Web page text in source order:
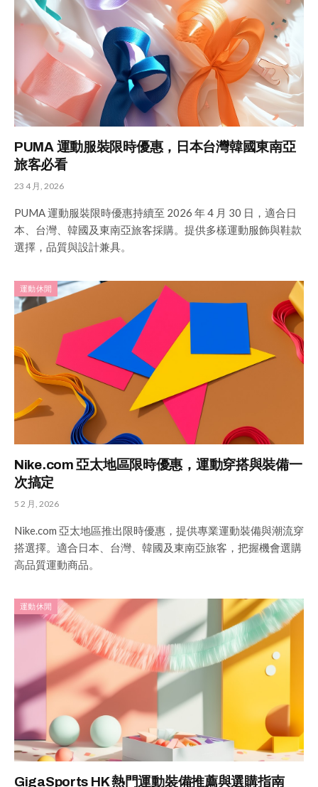
PUMA 運動服裝限時優惠，日本台灣韓國東南亞
旅客必看
23 4 月, 2026
PUMA 運動服裝限時優惠持續至 2026 年 4 月 30 日，適合日
本、台灣、韓國及東南亞旅客採購。提供多樣運動服飾與鞋款
選擇，品質與設計兼具。
運動休閒
Nike.com 亞太地區限時優惠，運動穿搭與裝備一
次搞定
5 2 月, 2026
Nike.com 亞太地區推出限時優惠，提供專業運動裝備與潮流穿
搭選擇。適合日本、台灣、韓國及東南亞旅客，把握機會選購
高品質運動商品。
運動休閒
GigaSports HK 熱門運動裝備推薦與選購指南